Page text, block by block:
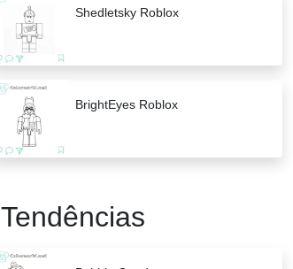
Shedletsky Roblox
BrightEyes Roblox
Tendências